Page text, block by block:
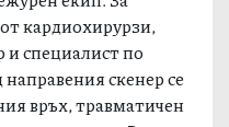
кардиохирурзи,
и специалист по
скенер се
връх, травматичен